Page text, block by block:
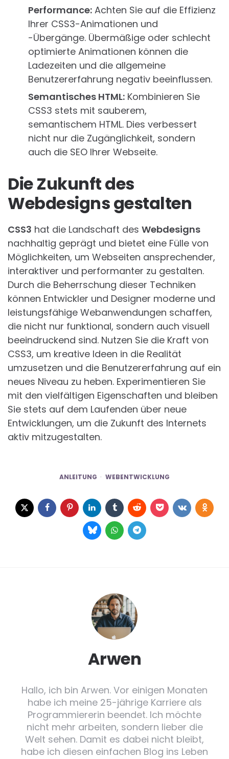
Performance: Achten Sie auf die Effizienz
Ihrer CSS3-Animationen und
-Übergänge. Übermäßige oder schlecht
optimierte Animationen können die
Ladezeiten und die allgemeine
Benutzererfahrung negativ beeinflussen.
Semantisches HTML: Kombinieren Sie
CSS3 stets mit sauberem,
semantischem HTML. Dies verbessert
nicht nur die Zugänglichkeit, sondern
auch die SEO Ihrer Webseite.
Die Zukunft des
Webdesigns gestalten
CSS3 hat die Landschaft des Webdesigns
nachhaltig geprägt und bietet eine Fülle von
Möglichkeiten, um Webseiten ansprechender,
interaktiver und performanter zu gestalten.
Durch die Beherrschung dieser Techniken
können Entwickler und Designer moderne und
leistungsfähige Webanwendungen schaffen,
die nicht nur funktional, sondern auch visuell
beeindruckend sind. Nutzen Sie die Kraft von
CSS3, um kreative Ideen in die Realität
umzusetzen und die Benutzererfahrung auf ein
neues Niveau zu heben. Experimentieren Sie
mit den vielfältigen Eigenschaften und bleiben
Sie stets auf dem Laufenden über neue
Entwicklungen, um die Zukunft des Internets
aktiv mitzugestalten.
ANLEITUNG WEBENTWICKLUNG
Arwen
Hallo, ich bin Arwen. Vor einigen Monaten
habe ich meine 25-jährige Karriere als
Programmiererin beendet. Ich möchte
nicht mehr arbeiten, sondern lieber die
Welt sehen. Damit es dabei nicht bleibt,
habe ich diesen einfachen Blog ins Leben